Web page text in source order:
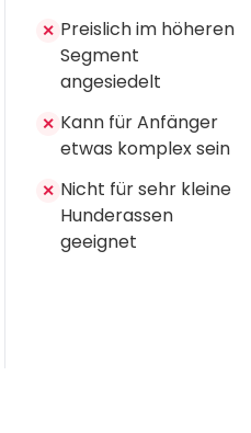
✕ Preislich im höheren
Segment
angesiedelt
✕ Kann für Anfänger
etwas komplex sein
✕ Nicht für sehr kleine
Hunderassen
geeignet